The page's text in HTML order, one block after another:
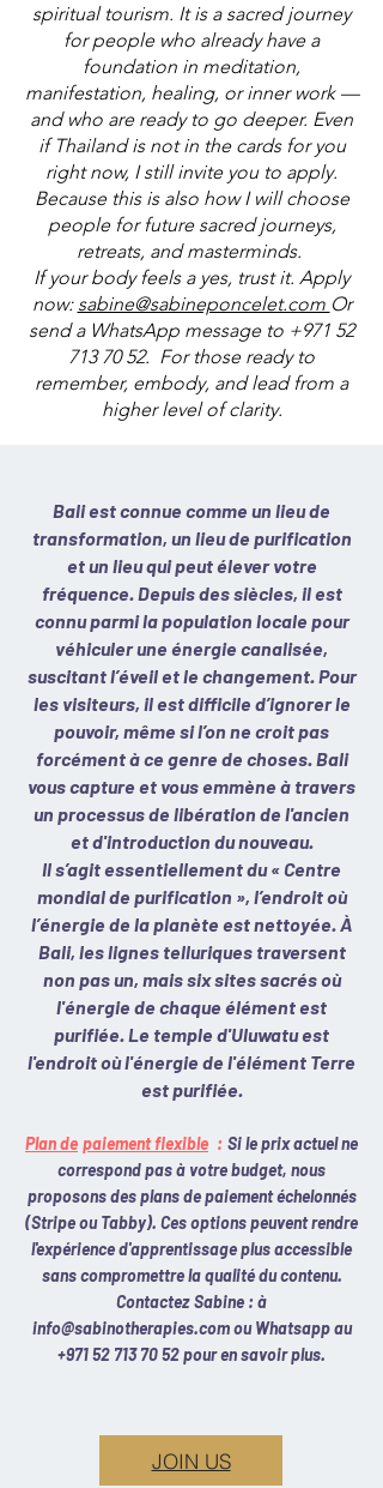
spiritual tourism. It is a sacred journey
for people who already have a
foundation in meditation,
manifestation, healing, or inner work —
and who are ready to go deeper.​ Even
if Thailand is not in the cards for you
right now, I still invite you to apply.
Because this is also how I will choose
people for future sacred journeys,
retreats, and masterminds.
If your body feels a yes, trust it. Apply
now: sabine@sabineponcelet.com Or
send a WhatsApp message to +971 52
713 70 52. For those ready to
remember, embody, and lead from a
higher level of clarity.
Bali est connue comme un lieu de
transformation, un lieu de purification
et un lieu qui peut élever votre
fréquence. Depuis des siècles, il est
connu parmi la population locale pour
véhiculer une énergie canalisée,
suscitant l’éveil et le changement. Pour
les visiteurs, il est difficile d’ignorer le
pouvoir, même si l’on ne croit pas
forcément à ce genre de choses. Bali
vous capture et vous emmène à travers
un processus de libération de l'ancien
et d'introduction du nouveau.
Il s’agit essentiellement du « Centre
mondial de purification », l’endroit où
l’énergie de la planète est nettoyée. À
Bali, les lignes telluriques traversent
non pas un, mais six sites sacrés où
l'énergie de chaque élément est
purifiée. Le temple d'Uluwatu est
l'endroit où l'énergie de l'élément Terre
est purifiée.
Plan de paiement flexible : Si le prix actuel ne
correspond pas à votre budget, nous
proposons des plans de paiement échelonnés
(Stripe ou Tabby). Ces options peuvent rendre
l'expérience d'apprentissage plus accessible
sans compromettre la qualité du contenu.
Contactez Sabine : à
info@sabinotherapies.comou Whatsapp au
+971 52 713 70 52pour en savoir plus.
JOIN US